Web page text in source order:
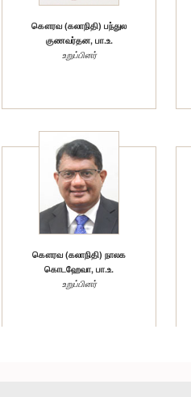
கௌரவ (கலாநிதி) பந்துல
குணவர்தன, பா.உ.
உறுப்பினர்
கௌரவ (கலாநிதி) நாலக
கொடஹேவா, பா.உ.
உறுப்பினர்